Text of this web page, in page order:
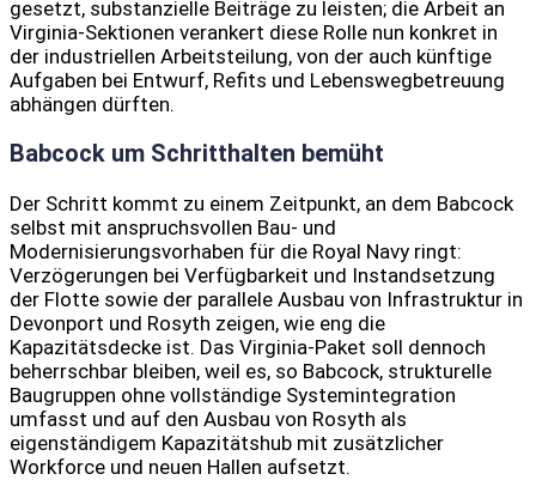
gesetzt, substanzielle Beiträge zu leisten; die Arbeit an
Virginia‑Sektionen verankert diese Rolle nun konkret in
der industriellen Arbeitsteilung, von der auch künftige
Aufgaben bei Entwurf, Refits und Lebenswegbetreuung
abhängen dürften.
Babcock um Schritthalten bemüht
Der Schritt kommt zu einem Zeitpunkt, an dem Babcock
selbst mit anspruchsvollen Bau- und
Modernisierungsvorhaben für die Royal Navy ringt:
Verzögerungen bei Verfügbarkeit und Instandsetzung
der Flotte sowie der parallele Ausbau von Infrastruktur in
Devonport und Rosyth zeigen, wie eng die
Kapazitätsdecke ist. Das Virginia‑Paket soll dennoch
beherrschbar bleiben, weil es, so Babcock, strukturelle
Baugruppen ohne vollständige Systemintegration
umfasst und auf den Ausbau von Rosyth als
eigenständigem Kapazitätshub mit zusätzlicher
Workforce und neuen Hallen aufsetzt.